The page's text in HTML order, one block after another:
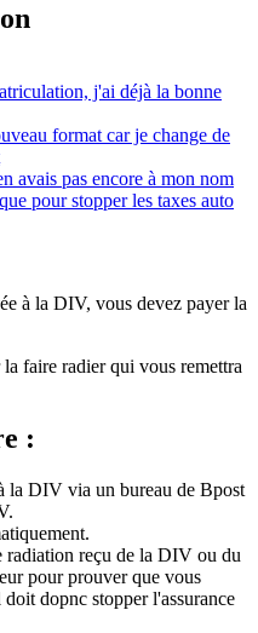
j'ai déjà la bonne
format car je change de
avais pas encore à mon nom
pour stopper les taxes auto
à la DIV, vous devez payer la
faire radier qui vous remettra
:
la DIV via un bureau de Bpost
radiation reçu de la DIV ou du
pour prouver que vous
dopnc stopper l'assurance